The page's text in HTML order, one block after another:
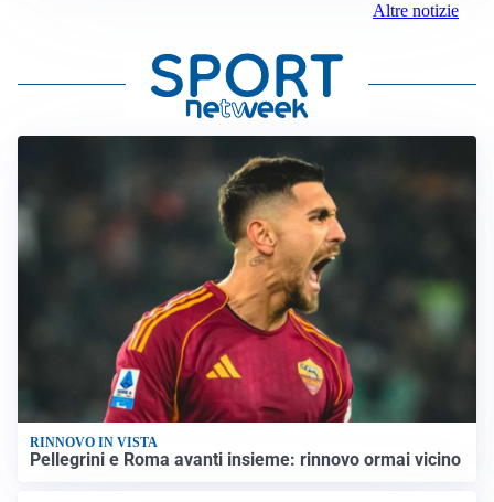
Altre notizie
RINNOVO IN VISTA
Pellegrini e Roma avanti insieme: rinnovo ormai vicino